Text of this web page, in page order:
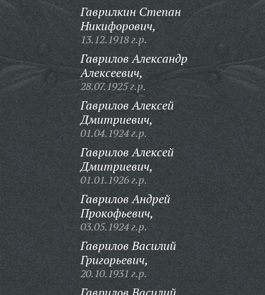
Гаврилкин Степан
Никифорович,
13.12.1918 г.р.
Гаврилов Александр
Алексеевич,
28.07.1925 г.р.
Гаврилов Алексей
Дмитриевич,
01.04.1924 г.р.
Гаврилов Алексей
Дмитриевич,
01.01.1926 г.р.
Гаврилов Андрей
Прокофьевич,
03.05.1924 г.р.
Гаврилов Василий
Григорьевич,
20.10.1931 г.р.